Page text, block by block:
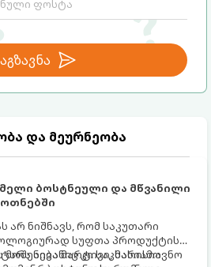
და მეურნეობა
ბოსტნეული და მწვანილი
არ ნიშნავს, რომ საკუთარი
სუფთა პროდუქტის
აივანიც კი საკმარისია
მარტივი, სასიამოვნო